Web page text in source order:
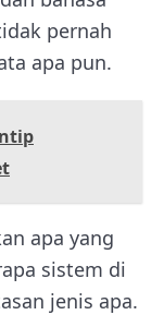
pernah
apa pun.
apa yang
sistem di
jenis apa.